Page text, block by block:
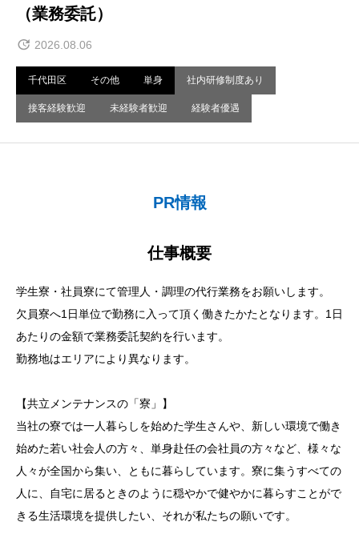
（業務委託）
2026.08.06
千代田区 その他 単身 社内研修制度あり
接客経験歓迎 未経験者歓迎 経験者優遇
PR情報
仕事概要
学生寮・社員寮にて管理人・調理の代行業務をお願いします。
欠員寮へ1日単位で勤務に入って頂く働きたかたとなります。1日
あたりの金額で業務委託契約を行います。
勤務地はエリアにより異なります。
【共立メンテナンスの「寮」】
当社の寮では一人暮らしを始めた学生さんや、新しい環境で働き
始めた若い社会人の方々、単身赴任の会社員の方々など、様々な
人々が全国から集い、ともに暮らしています。寮に集うすべての
人に、自宅に居るときのように穏やかで健やかに暮らすことがで
きる生活環境を提供したい、それが私たちの願いです。